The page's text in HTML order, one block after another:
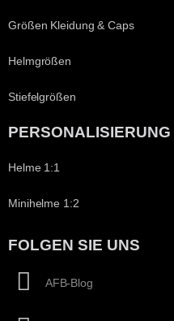
Größen Kleidung & Caps
Helmgrößen
Stiefelgrößen
PERSONALISIERUNG
Helme 1:1
Minihelme 1:2
FOLGEN SIE UNS
AFB-Blog